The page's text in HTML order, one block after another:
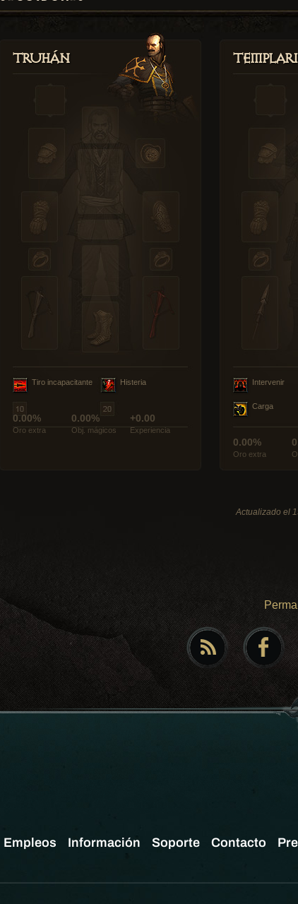
Truhán
Tiro incapacitante Histeria
0.00%
Oro extra
0.00%
Obj. mágicos
+0.00
Experiencia
Intervenir
Carga
0.00%
Oro extra
Actualizado el